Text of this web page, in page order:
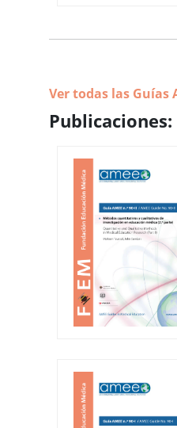
Ver todas las Guías
Publicaciones: